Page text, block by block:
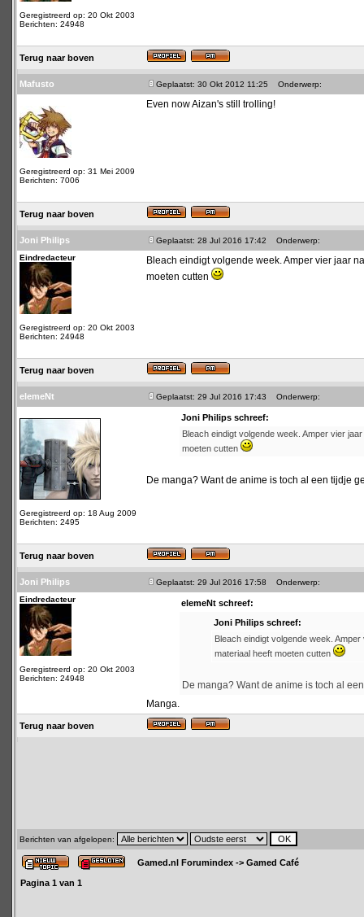
Geregistreerd op: 20 Okt 2003
Berichten: 24948
Terug naar boven
Mafusto Geplaatst: 30 Okt 2012 11:25 Onderwerp:
Geregistreerd op: 31 Mei 2009
Berichten: 7006
Even now Aizan's still trolling!
Terug naar boven
Joni Philips Geplaatst: 28 Jul 2016 17:42
Onderwerp:
Eindredacteur
Geregistreerd op: 20 Okt 2003
Berichten: 24948
Bleach eindigt volgende week. Amper vier jaar
moeten cutten
Terug naar boven
elemeNt Geplaatst: 29 Jul 2016 17:43 Onderwerp:
Geregistreerd op: 18 Aug 2009
Berichten: 2495
Joni Philips schreef:
Bleach eindigt volgende week. Amper vier
moeten cutten
De manga? Want de anime is toch al een tijdje
Terug naar boven
Joni Philips Geplaatst: 29 Jul 2016 17:58
Onderwerp:
Eindredacteur
Geregistreerd op: 20 Okt 2003
Berichten: 24948
elemeNt schreef:
Joni Philips schreef:
Bleach eindigt volgende week.
materiaal heeft moeten cutten
De manga? Want de anime is toch al
Manga.
Terug naar boven
Berichten van afgelopen:
Gamed.nl Forumindex -> Gamed Café
Pagina 1 van 1